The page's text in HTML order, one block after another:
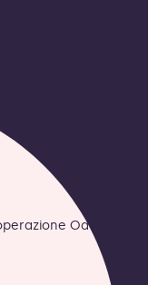
OdV